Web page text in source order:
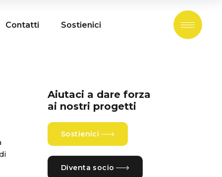
Contatti Sostienici
Aiutaci a dare forza
ai nostri progetti
Sostienici
Diventa socio